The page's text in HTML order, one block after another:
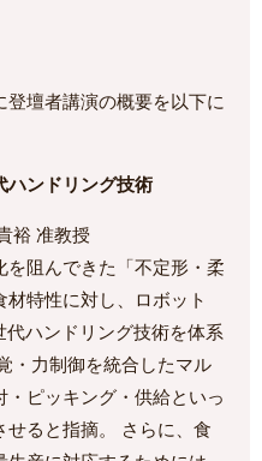
壇者講演の概要を以下に
ハンドリング技術
裕 准教授
阻んできた「不定形・柔
特性に対し、ロボット
代ハンドリング技術を体系
・力制御を統合したマル
ピッキング・供給といっ
せると指摘。 さらに、食